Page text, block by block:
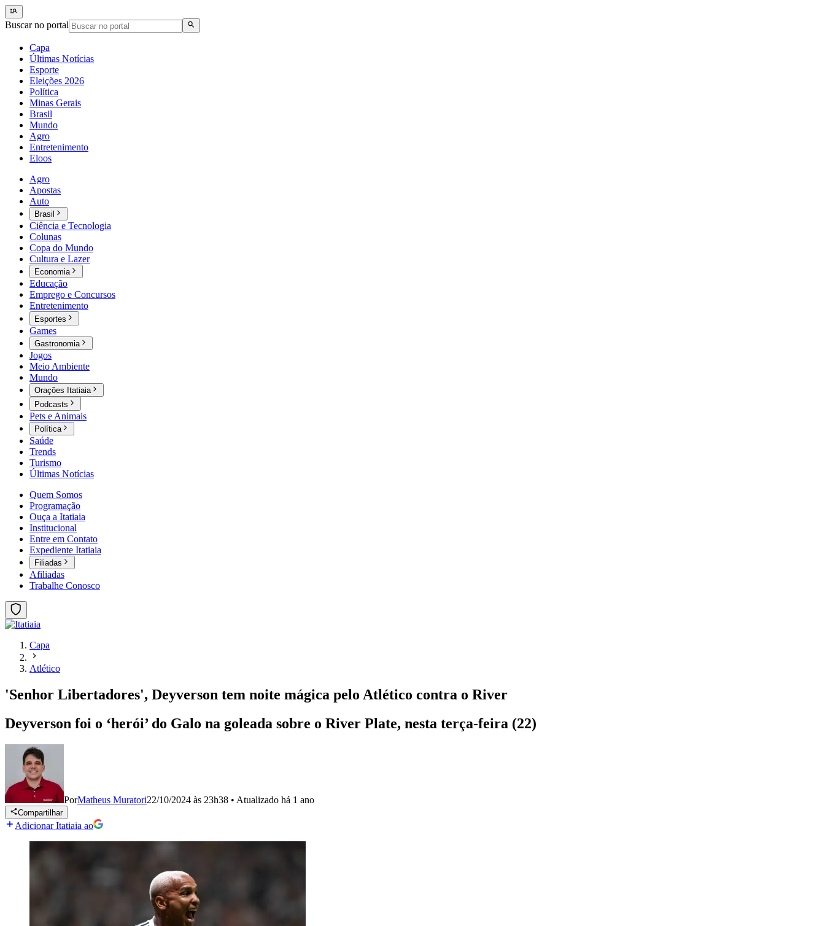
Buscar no portal
Capa
Últimas Notícias
Esporte
Eleições 2026
Política
Minas Gerais
Brasil
Mundo
Agro
Entretenimento
Eloos
Agro
Apostas
Auto
Brasil
Ciência e Tecnologia
Colunas
Copa do Mundo
Cultura e Lazer
Economia
Educação
Emprego e Concursos
Entretenimento
Esportes
Games
Gastronomia
Jogos
Meio Ambiente
Mundo
Orações Itatiaia
Podcasts
Pets e Animais
Política
Saúde
Trends
Turismo
Últimas Notícias
Quem Somos
Programação
Ouça a Itatiaia
Institucional
Entre em Contato
Expediente Itatiaia
Filiadas
Afiliadas
Trabalhe Conosco
Capa
Atlético
'Senhor Libertadores', Deyverson tem noite mágica pelo Atlético contra o River
Deyverson foi o ‘herói’ do Galo na goleada sobre o River Plate, nesta terça-feira (22)
PorMatheus Muratori22/10/2024 às 23h38 • Atualizado há 1 ano
Compartilhar
Adicionar Itatiaia ao